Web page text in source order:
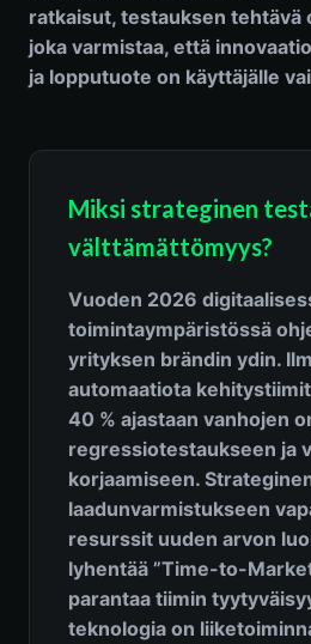
ratkaisut, testauksen tehtävä
joka varmistaa, että
ja lopputuote on käyttäjälle
Miksi strateginen
välttämättömyys?
Vuoden 2026
toimintaympäristössä
yrityksen brändin ydin.
automaatiota
40 % ajastaan vanhojen
regressiotestaukseen ja
korjaamiseen.
laadunvarmistukseen
resurssit uuden arvon
lyhentää ”Time-to-
parantaa tiimin
teknologia on